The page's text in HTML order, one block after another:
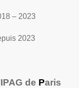
de Paris